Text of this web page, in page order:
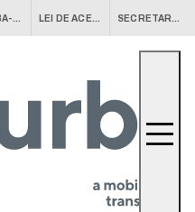
CURITIBA-OUVE LEI DE ACESSO À INFORMAÇÃO (LAI) SECRETARIAS MUNICIPAIS